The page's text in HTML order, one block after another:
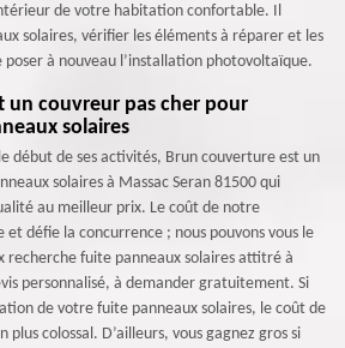
de votre habitation confortable. Il
solaires, vérifier les éléments à réparer et les
à nouveau l’installation photovoltaïque.
un couvreur pas cher pour
solaires
début de ses activités, Brun couverture est un
solaires à Massac Seran 81500 qui
au meilleur prix. Le coût de notre
défie la concurrence ; nous pouvons vous le
recherche fuite panneaux solaires attitré à
personnalisé, à demander gratuitement. Si
de votre fuite panneaux solaires, le coût de
plus colossal. D’ailleurs, vous gagnez gros si